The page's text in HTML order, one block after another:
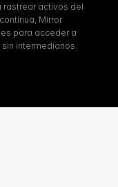
rastrear activos del
Mirror
para acceder a
intermediarios.